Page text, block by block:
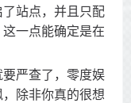
站点，并且只配
一点能确定是在
严查了，零度娱
除非你真的很想